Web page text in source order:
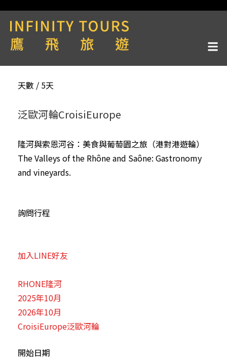
天數 / 5天
泛歐河輪CroisiEurope
隆河與索恩河谷：美食與葡萄園之旅（港對港遊輪）
The Valleys of the Rhône and Saône: Gastronomy
and vineyards.
詢問行程
加入LINE好友
RHONE隆河
2025年10月
2026年10月
CroisiEurope泛歐河輪
開始日期